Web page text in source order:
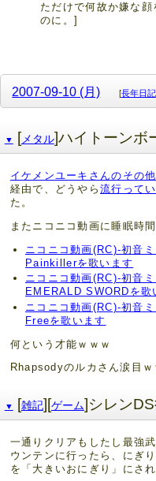
ただけで何故か嫌な顔
のに。]
2007-09-10 (月) [長年日記
▼ [メタル]ハイトーンボ
イケメンユーキさんのその
経由で、どうやら流行って
た。
またニコニコ動画に睡眠時
ニコニコ動画(RC)‐初音
Painkillerを歌います
ニコニコ動画(RC)‐初音
EMERALD SWORDを歌
ニコニコ動画(RC)‐初音
Freeを歌います
何という才能ｗｗｗ
Rhapsodyのルカさん涙目ｗ
▼ [雑記][ゲーム]シレン
一通りクリアもしたし最強
ウンテンに行ったら、にぎ
を「大きいおにぎり」にさ